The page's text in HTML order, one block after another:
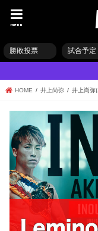
menu
勝敗投票 試合予定
HOME 井上尚弥 井上尚弥